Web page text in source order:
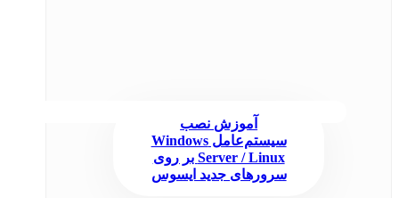
آموزش نصب
سیستم‌عامل Windows
Server / Linux بر روی
سرورهای جدید ایسوس